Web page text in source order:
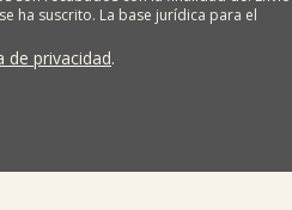
ha suscrito. La base jurídica para el
persona tiene derecho a solicitar el
del tratamiento, oposición o
información adicional en nuestra
de privacidad.